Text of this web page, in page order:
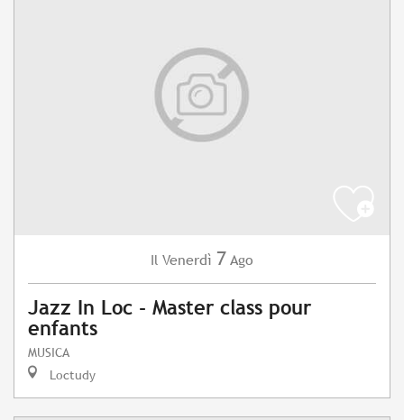
Il Venerdì 7 Ago
Jazz In Loc - Master class pour
enfants
MUSICA
Loctudy